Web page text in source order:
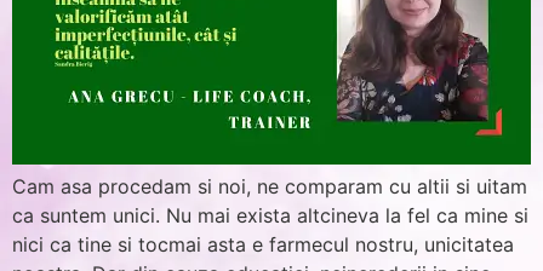
Cam asa procedam si noi, ne comparam cu altii si uitam
ca suntem unici. Nu mai exista altcineva la fel ca mine si
nici ca tine si tocmai asta e farmecul nostru, unicitatea